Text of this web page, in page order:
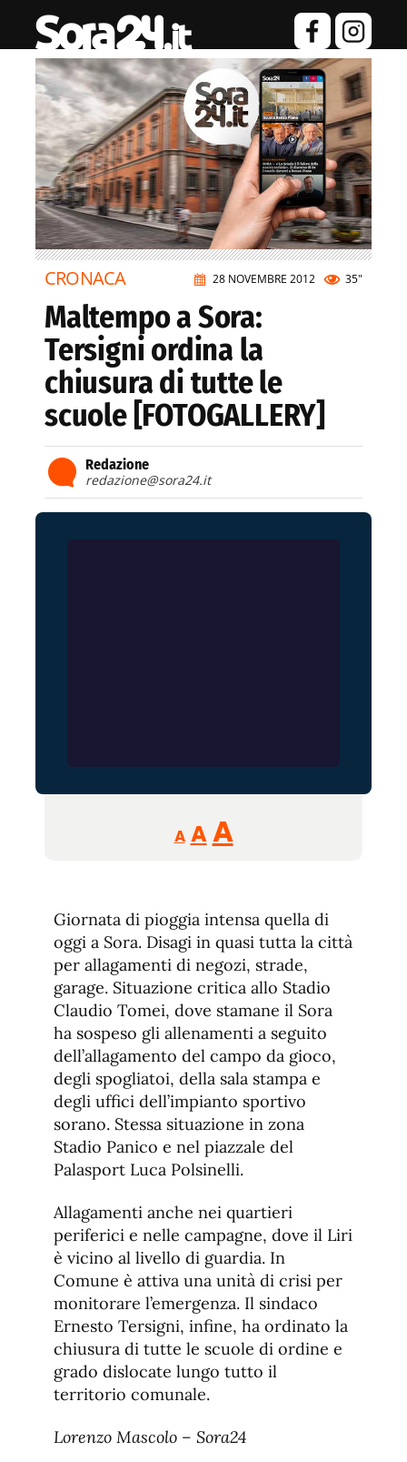
28 NOVEMBRE 2012 35"
CRONACA
Maltempo a Sora:
Tersigni ordina la
chiusura di tutte le
scuole [FOTOGALLERY]
Redazione
redazione@sora24.it
A
Reducir
tamaño
A Restablecer
fuente
AAumentar
de
fuente.
Giornata di pioggia intensa quella di
oggi a Sora. Disagi in quasi tutta la città
per allagamenti di negozi, strade,
garage. Situazione critica allo Stadio
Claudio Tomei, dove stamane il Sora
ha sospeso gli allenamenti a seguito
dell’allagamento del campo da gioco,
degli spogliatoi, della sala stampa e
degli uffici dell’impianto sportivo
sorano. Stessa situazione in zona
Stadio Panico e nel piazzale del
Palasport Luca Polsinelli.
Allagamenti anche nei quartieri
periferici e nelle campagne, dove il Liri
è vicino al livello di guardia. In
Comune è attiva una unità di crisi per
monitorare l’emergenza. Il sindaco
Ernesto Tersigni, infine, ha ordinato la
chiusura di tutte le scuole di ordine e
grado dislocate lungo tutto il
territorio comunale.
Lorenzo Mascolo – Sora24